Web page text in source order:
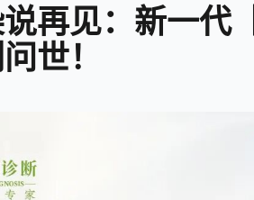
再见：新一代
世！